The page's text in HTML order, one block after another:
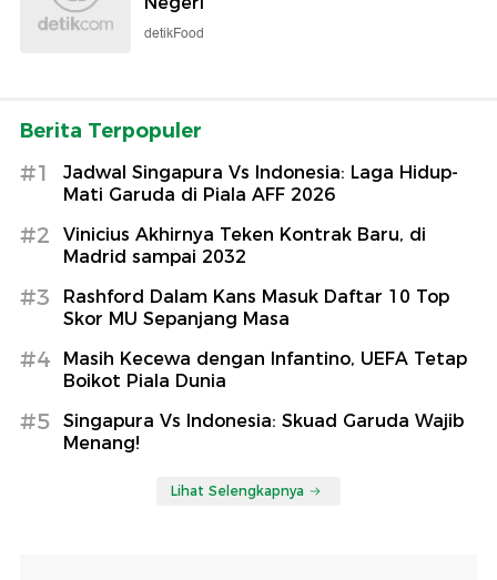
detikFood
Berita Terpopuler
#1
Jadwal Singapura Vs Indonesia: Laga Hidup-
Mati Garuda di Piala AFF 2026
#2
Vinicius Akhirnya Teken Kontrak Baru, di
Madrid sampai 2032
#3
Rashford Dalam Kans Masuk Daftar 10 Top
Skor MU Sepanjang Masa
#4
Masih Kecewa dengan Infantino, UEFA Tetap
Boikot Piala Dunia
#5
Singapura Vs Indonesia: Skuad Garuda Wajib
Menang!
Lihat Selengkapnya